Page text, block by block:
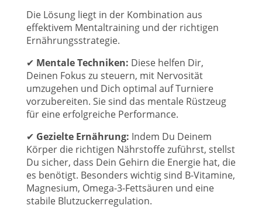
Die Lösung liegt in der Kombination aus
effektivem Mentaltraining und der richtigen
Ernährungsstrategie.
✔ Mentale Techniken: Diese helfen Dir,
Deinen Fokus zu steuern, mit Nervosität
umzugehen und Dich optimal auf Turniere
vorzubereiten. Sie sind das mentale Rüstzeug
für eine erfolgreiche Performance.
✔ Gezielte Ernährung: Indem Du Deinem
Körper die richtigen Nährstoffe zuführst, stellst
Du sicher, dass Dein Gehirn die Energie hat, die
es benötigt. Besonders wichtig sind B-Vitamine,
Magnesium, Omega-3-Fettsäuren und eine
stabile Blutzuckerregulation.